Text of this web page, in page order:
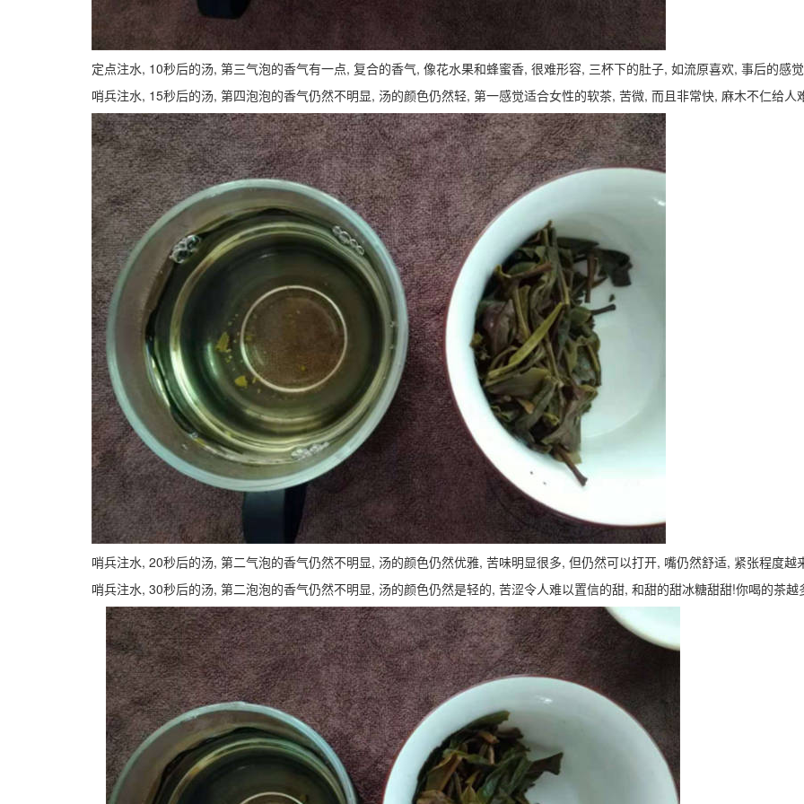
定点注水, 10秒后的汤, 第三气泡的香气有一点, 复合的香气, 像花水果和蜂蜜香, 很难形容, 三杯下的肚子, 如流原喜欢, 事后的感觉
哨兵注水, 15秒后的汤, 第四泡泡的香气仍然不明显, 汤的颜色仍然轻, 第一感觉适合女性的软茶, 苦微, 而且非常快, 麻木不仁给人
哨兵注水, 20秒后的汤, 第二气泡的香气仍然不明显, 汤的颜色仍然优雅, 苦味明显很多, 但仍然可以打开, 嘴仍然舒适, 紧张程度越
哨兵注水, 30秒后的汤, 第二泡泡的香气仍然不明显, 汤的颜色仍然是轻的, 苦涩令人难以置信的甜, 和甜的甜冰糖甜甜!你喝的茶越